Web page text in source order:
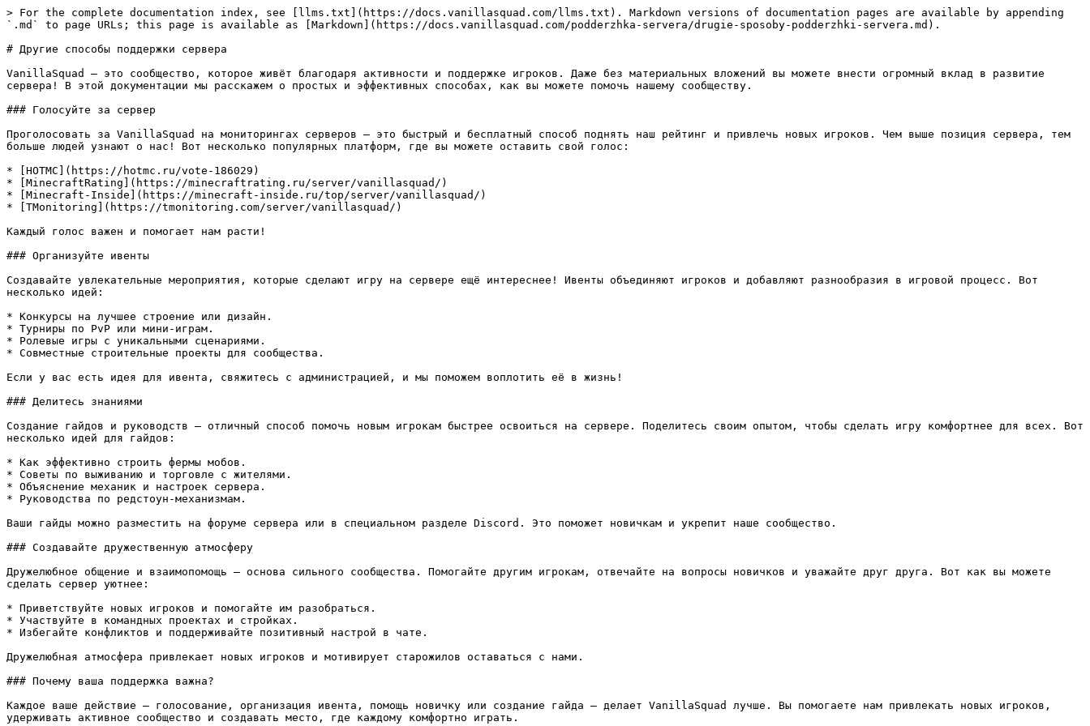
> For the complete documentation index, see [llms.txt](https://docs.vanillasquad.com/llms.txt). Markdown versions of documentation pages are available by appending
`.md` to page URLs; this page is available as [Markdown](https://docs.vanillasquad.com/podderzhka-servera/drugie-sposoby-podderzhki-servera.md).
# Другие способы поддержки сервера
VanillaSquad — это сообщество, которое живёт благодаря активности и поддержке игроков. Даже без материальных вложений вы можете внести огромный вклад в развитие
сервера! В этой документации мы расскажем о простых и эффективных способах, как вы можете помочь нашему сообществу.
### Голосуйте за сервер
Проголосовать за VanillaSquad на мониторингах серверов — это быстрый и бесплатный способ поднять наш рейтинг и привлечь новых игроков. Чем выше позиция сервера, тем
больше людей узнают о нас! Вот несколько популярных платформ, где вы можете оставить свой голос:
* [HOTMC](https://hotmc.ru/vote-186029)
* [MinecraftRating](https://minecraftrating.ru/server/vanillasquad/)
* [Minecraft-Inside](https://minecraft-inside.ru/top/server/vanillasquad/)
* [TMonitoring](https://tmonitoring.com/server/vanillasquad/)
Каждый голос важен и помогает нам расти!
### Организуйте ивенты
Создавайте увлекательные мероприятия, которые сделают игру на сервере ещё интереснее! Ивенты объединяют игроков и добавляют разнообразия в игровой процесс. Вот
несколько идей:
* Конкурсы на лучшее строение или дизайн.
* Турниры по PvP или мини-играм.
* Ролевые игры с уникальными сценариями.
* Совместные строительные проекты для сообщества.
Если у вас есть идея для ивента, свяжитесь с администрацией, и мы поможем воплотить её в жизнь!
### Делитесь знаниями
Создание гайдов и руководств — отличный способ помочь новым игрокам быстрее освоиться на сервере. Поделитесь своим опытом, чтобы сделать игру комфортнее для всех. Вот
несколько идей для гайдов:
* Как эффективно строить фермы мобов.
* Советы по выживанию и торговле с жителями.
* Объяснение механик и настроек сервера.
* Руководства по редстоун-механизмам.
Ваши гайды можно разместить на форуме сервера или в специальном разделе Discord. Это поможет новичкам и укрепит наше сообщество.
### Создавайте дружественную атмосферу
Дружелюбное общение и взаимопомощь — основа сильного сообщества. Помогайте другим игрокам, отвечайте на вопросы новичков и уважайте друг друга. Вот как вы можете
сделать сервер уютнее:
* Приветствуйте новых игроков и помогайте им разобраться.
* Участвуйте в командных проектах и стройках.
* Избегайте конфликтов и поддерживайте позитивный настрой в чате.
Дружелюбная атмосфера привлекает новых игроков и мотивирует старожилов оставаться с нами.
### Почему ваша поддержка важна?
Каждое ваше действие — голосование, организация ивента, помощь новичку или создание гайда — делает VanillaSquad лучше. Вы помогаете нам привлекать новых игроков,